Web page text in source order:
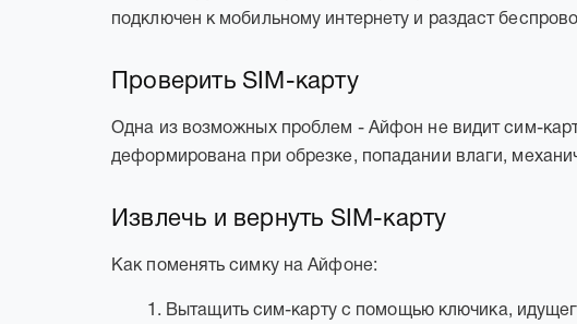
подключен к мобильному интернету и раздаст
Проверить SIM-карту
Одна из возможных проблем - Айфон не видит сим-
деформирована при обрезке, попадании влаги,
Извлечь и вернуть SIM-карту
Как поменять симку на Айфоне:
Вытащить сим-карту с помощью ключика,